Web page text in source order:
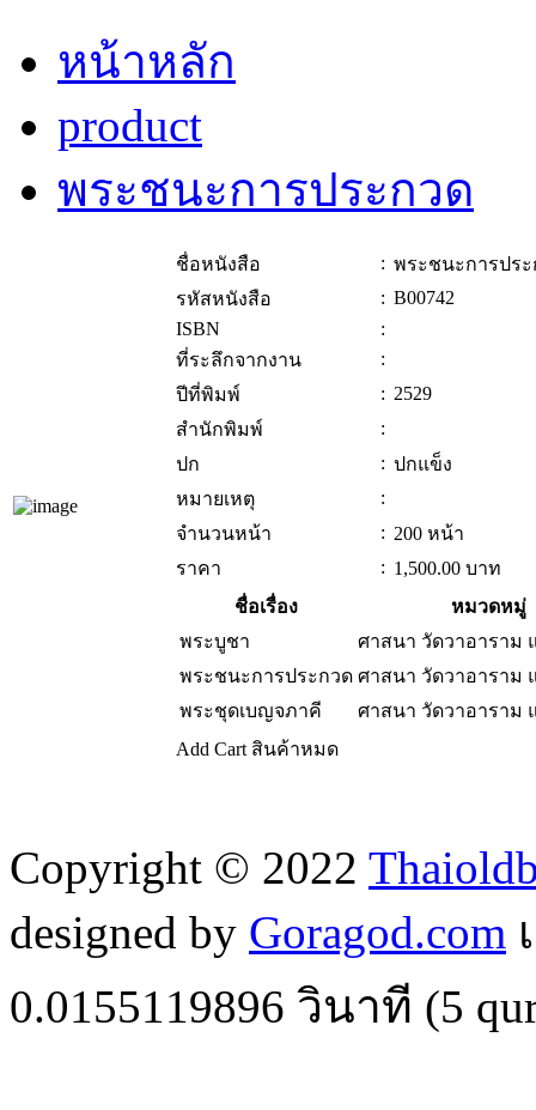
หน้าหลัก
product
พระชนะการประกวด
ชื่อหนังสือ : พระชนะการปร
รหัสหนังสือ
: B00742
ISBN
:
ที่ระลึกจากงาน
:
ปีที่พิมพ์
: 2529
สำนักพิมพ์
:
ปก
: ปกแข็ง
หมายเหตุ
:
จำนวนหน้า
: 200 หน้า
ราคา
: 1,500.00 บาท
ชื่อเรื่อง
หมวดหมู่
พระบูชา
ศาสนา วัดวาอาราม
พระชนะการประกวด ศาสนา วัดวาอาราม
พระชุดเบญจภาคี
ศาสนา วัดวาอาราม
Add Cart สินค้าหมด
Copyright © 2022
designed by Goragod.com
0.0155119896 วินาที (5